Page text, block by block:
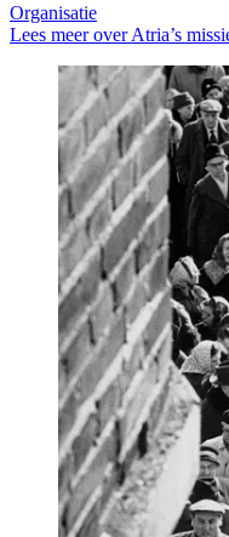
Organisatie
Lees meer over Atria’s